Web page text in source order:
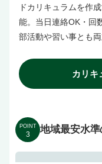
ドカリキュラムを作
能。当日連絡OK・回
部活動や習い事とも両
カリキ
POINT
3 地域最安水